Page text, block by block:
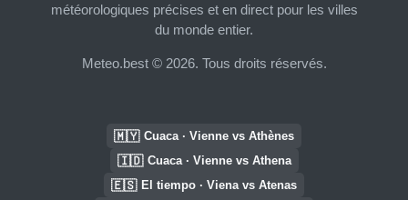
météorologiques précises et en direct pour les villes
du monde entier.
Meteo.best © 2026. Tous droits réservés.
🇲🇾 Cuaca · Vienne vs Athènes
🇮🇩 Cuaca · Vienne vs Athena
🇪🇸 El tiempo · Viena vs Atenas